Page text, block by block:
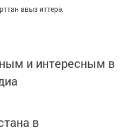
авыз иттерә.
и интересным в
в